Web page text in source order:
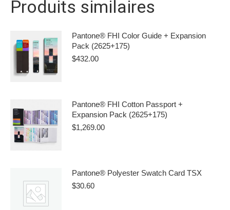
Produits similaires
Pantone® FHI Color Guide + Expansion
Pack (2625+175)
$432.00
Pantone® FHI Cotton Passport +
Expansion Pack (2625+175)
$1,269.00
Pantone® Polyester Swatch Card TSX
$30.60